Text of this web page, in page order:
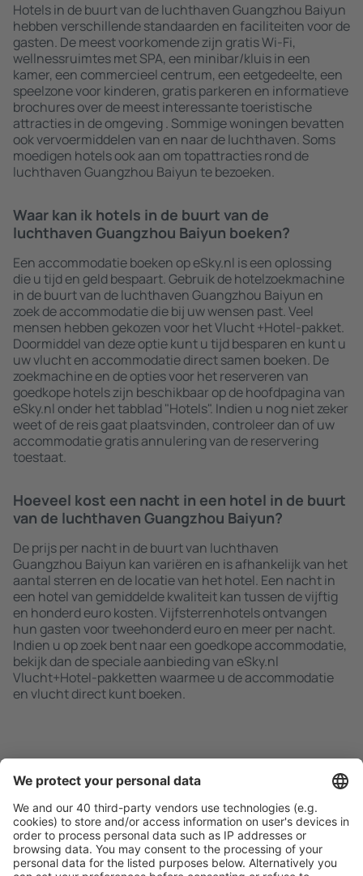
Hotels in de buurt van de luchthaven Guangzhou Baiyun
hebben verschillende standaarden en faciliteiten voor de
gasten. De meest voorkomende zijn gratis Wi-Fi,
wellnessruimtes met SPA, een minibar/kluis in een
kamer, een commercieel centrum, een eetgedeelte, een
speelzone voor kinderen, gratis parkeren en informatieve
brochures over de meest interessante toeristische
attracties in de omgeving . Sommige woningen bevatten
ook vervoermiddelen van en naar de luchthaven. Soms
moedigen hotels ook aan om topattracties rond de
luchthaven Guangzhou Baiyun te bezoeken.
Waar kan ik hotels in de buurt van de
luchthaven Guangzhou Baiyun boeken?
Een accommodatie boeken op eSky.nl is een oplossing
die u tijd en geld bespaart. Gebruik de hotelzoekmachine
in de buurt van de luchthaven Guangzhou Baiyun en
zoek de accommodatie die bij uw wensen past. Veel
mensen hebben gekozen voor het Vlucht +Hotel-pakket.
Doormiddel van deze optie kunt u tijd besparen en kunt u
uw vlucht en accommodatie direct samen boeken. De
zoekmachine en de opties voor het reserveren van
goedkope hotels zijn beschikbaar op de hoofdpagina van
eSky.nl onder het tabblad "Hotels". Indien u nog niet zeker
weet of de reis gaat plaatsvinden, controleer dan of uw
accommodatie gratis annulering van de reservering
toestaat.
Hoeveel kost een nacht in een hotel in de buurt
van de luchthaven Guangzhou Baiyun?
De prijs per nacht in de buurt van luchthaven
Guangzhou Baiyun kan variëren en is afhankelijk van het
aantal sterren en de locatie van het hotel. Een nacht in
een hotel van gemiddelde kwaliteit kan tussen de vijftig
en honderd euro kosten. Vijfsterrenhotels ontvangen
hun gasten voor tweehonderd euro en meer per nacht.
Indien u op zoek bent naar een goedkope accommodatie,
bekijk dan de speciale aanbieding van eSky.nl
Vlucht+Hotel-pakketten waarmee u de accommodatie
en vlucht direct kunt boeken.
Zoek snel en gemakkelijk
Plan veilig
Zorgeloos boeken met gratiss annuleringsopties.